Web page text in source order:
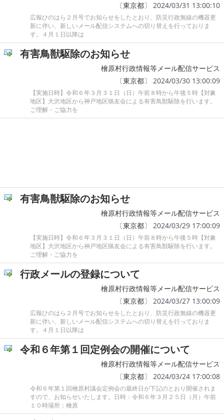
〔東京都〕 2024/03/31 13:00:10
広報ひのはら２月号でお知らせをしたとおり、防災行政無線の機器更
新に伴い、新しいメール配信システムへの切り替えを行っておりま
す。４月１日以降は
有害鳥獣駆除のお知らせ
檜原村行政情報等メール配信サービス
〔東京都〕 2024/03/30 13:00:09
【実施日時】令和６年３月３１日（日）午前８時から午後５時【対象
地区】大沢地区から神戸地区猟友会による有害鳥獣駆除を行います。
ご理解・ご協力を
有害鳥獣駆除のお知らせ
檜原村行政情報等メール配信サービス
〔東京都〕 2024/03/29 17:00:09
【実施日時】令和６年３月３１日（日）午前８時から午後５時【対象
地区】大沢地区から神戸地区猟友会による有害鳥獣駆除を行います。
ご理解・ご協力を
行政メールの登録について
檜原村行政情報等メール配信サービス
〔東京都〕 2024/03/27 13:00:09
広報ひのはら２月号でお知らせをしたとおり、防災行政無線の機器更
新に伴い、新しいメール配信システムへの切り替えを行っておりま
す。４月１日以降は
令和６年第１回定例会の開催について
檜原村行政情報等メール配信サービス
〔東京都〕 2024/03/24 17:00:08
令和６年第１回檜原村議会定例会の最終日が下記のとおり開催されま
すので、お知らせいたします。日時：令和６年３月２５日（月）午前
１０時場所：檜原